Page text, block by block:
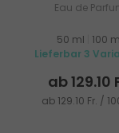
Eau de
50 ml
100
Lieferbar 3
ab 129.10
ab 129.10 Fr. /